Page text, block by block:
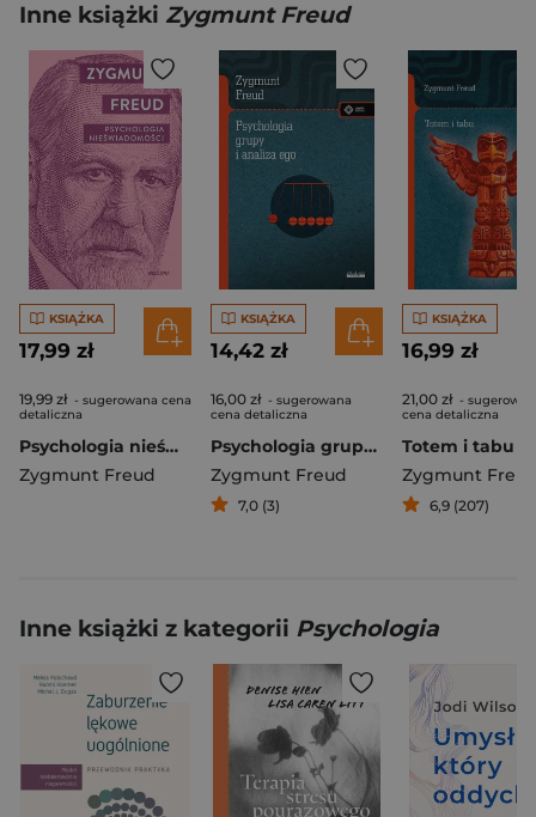
Inne książki Zygmunt Freud
KSIĄŻKA
17,99 zł
19,99 zł - sugerowana cena
detaliczna
Psychologia nieświadomości
Zygmunt Freud
KSIĄŻKA
14,42 zł
16,00 zł - sugerowana
cena detaliczna
Psychologia grupy i analiza ego
Zygmunt Freud
7,0 (3)
KSIĄŻKA
16,99 zł
21,00 zł -
cena detaliczna
Totem i tabu
Zygmunt
6,9 (207)
Inne książki z kategorii Psychologia